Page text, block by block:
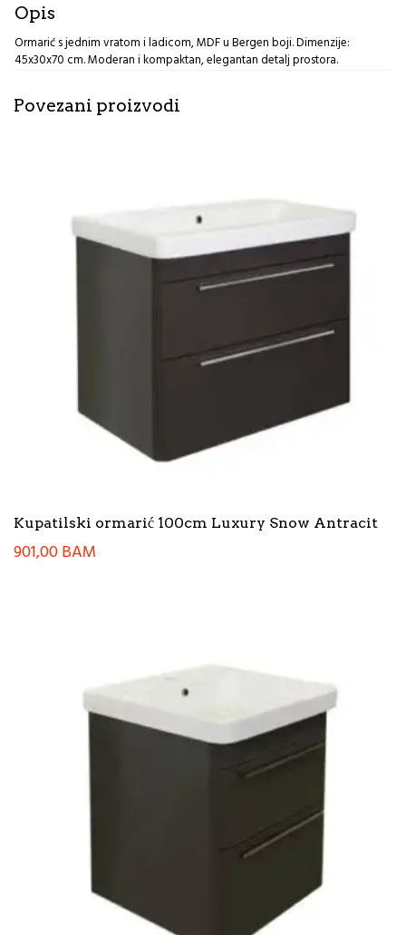
Opis
Ormarić s jednim vratom i ladicom, MDF u Bergen boji. Dimenzije:
45x30x70 cm. Moderan i kompaktan, elegantan detalj prostora.
Povezani proizvodi
Kupatilski ormarić 100cm Luxury Snow Antracit
901,00BAM